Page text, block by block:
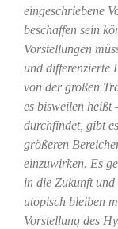
eingeschriebene
beschaffen sein
Vorstellungen
und differenzierte
von der großen
es bisweilen heißt
durchfindet, gibt
größeren
einzuwirken. Es
in die Zukunft
utopisch bleiben
Vorstellung des